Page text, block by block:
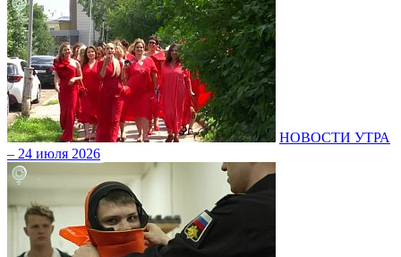
НОВОСТИ УТРА
– 24 июля 2026